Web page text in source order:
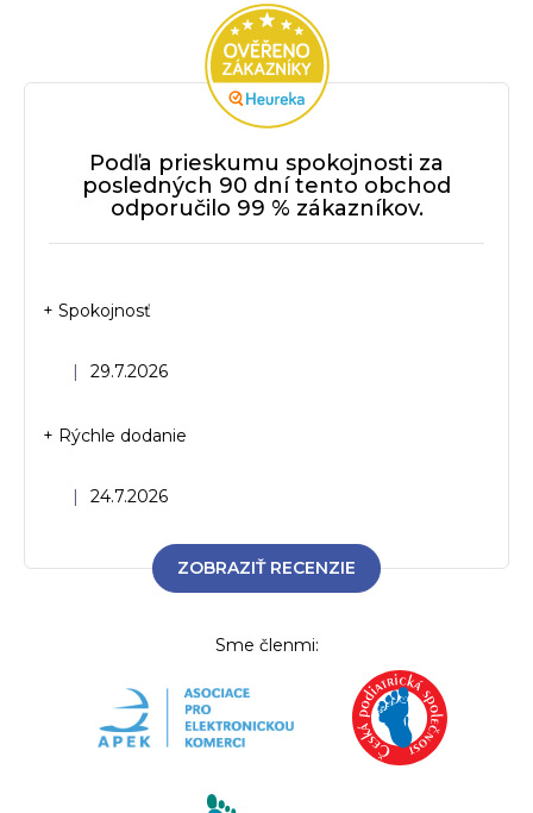
Podľa prieskumu spokojnosti za
posledných 90 dní tento obchod
odporučilo 99 % zákazníkov.
Hodnotenie obchodu je 5 z 5 hviezdičiek.
| 29.7.2026
+ Spokojnosť
Hodnotenie obchodu je 5 z 5 hviezdičiek.
| 24.7.2026
+ Rýchle dodanie
ZOBRAZIŤ RECENZIE
Sme členmi: